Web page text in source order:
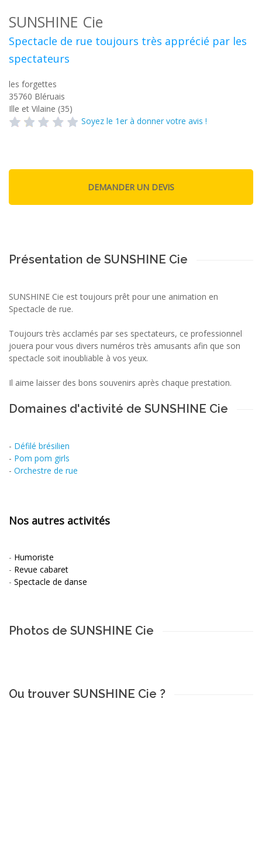
SUNSHINE Cie
Spectacle de rue toujours très apprécié par les
spectateurs
les forgettes
35760 Bléruais
Ille et Vilaine (35)
Soyez le 1er à donner votre avis !
Présentation de SUNSHINE Cie
SUNSHINE Cie est toujours prêt pour une animation en
Spectacle de rue.
Toujours très acclamés par ses spectateurs, ce professionnel
jouera pour vous divers numéros très amusants afin que son
spectacle soit inoubliable à vos yeux.
Il aime laisser des bons souvenirs après chaque prestation.
Domaines d'activité de SUNSHINE Cie
- Défilé brésilien
- Pom pom girls
- Orchestre de rue
Nos autres activités
- Humoriste
- Revue cabaret
- Spectacle de danse
Photos de SUNSHINE Cie
Ou trouver SUNSHINE Cie ?